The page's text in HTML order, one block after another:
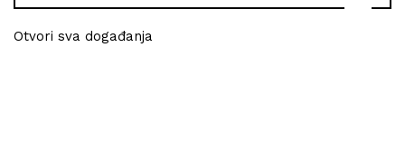
Otvori sva događanja